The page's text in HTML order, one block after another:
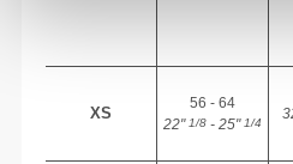
XS
56 - 64
22"1/8 - 25"1/4